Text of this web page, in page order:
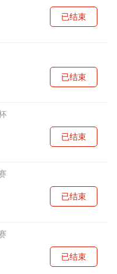
已结束
已结束
U17
已结束
已结束
已结束